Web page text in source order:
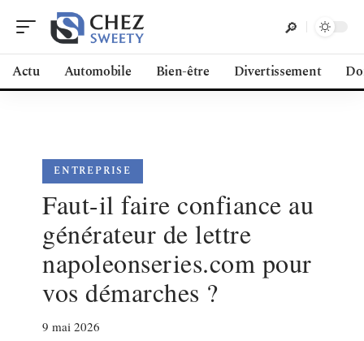
Actu Automobile Bien-être Divertissement
ENTREPRISE
Faut-il faire confiance au
générateur de lettre
napoleonseries.com pour
vos démarches ?
9 mai 2026